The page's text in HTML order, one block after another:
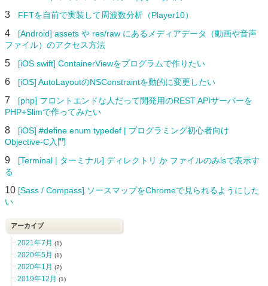
3 FFTを自前で実装して周波数分析（Player10）
4
[Android] assets や res/raw にあるメディアデータ（動画や音声
ファイル）のアクセス方法
5 [iOS swift] ContainerViewをプログラムで作りたい
6 [iOS] AutoLayoutのNSConstraintを動的に変更したい
7
[php] フロントエンドな人だって開発用のREST APIサーバーを
PHP+Slimで作ってみたい
8
[iOS] #define enum typedef | プログラミング初心者向け
Objective-C入門
9
[Terminal | ターミナル] ディレクトリ か ファイルのみlsで表示す
る
10 [Sass / Compass] ソースマップをChromeで見られるようにした
い
アーカイブ
2021年7月 (1)
2020年5月 (1)
2020年1月 (2)
2019年12月 (1)